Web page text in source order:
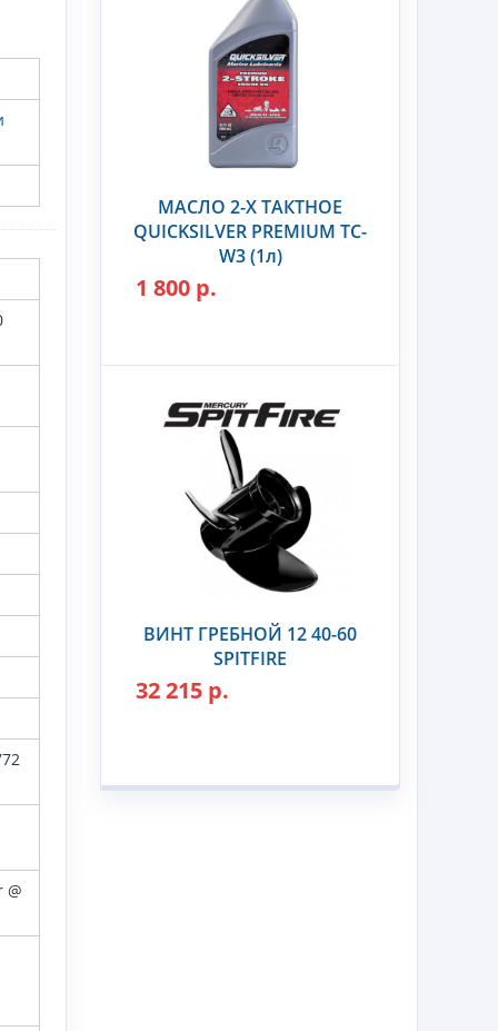
@
МАСЛО 2-Х ТАКТНОЕ
QUICKSILVER PREMIUM TC-
W3 (1л)
1 800 р.
ВИНТ ГРЕБНОЙ 12 40-60
SPITFIRE
32 215 р.